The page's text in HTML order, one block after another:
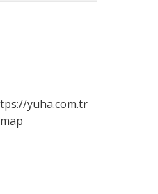
yuha.com.tr